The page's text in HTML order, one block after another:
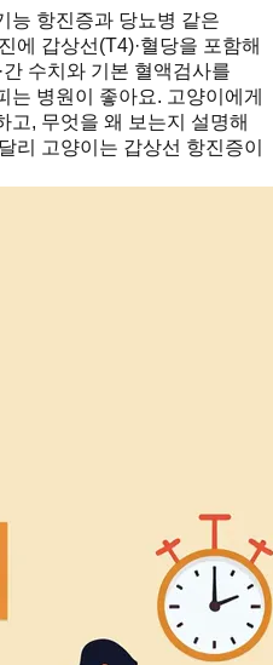
능 항진증과 당뇨병 같은
에 갑상선(T4)·혈당을 포함해
수치와 기본 혈액검사를
는 병원이 좋아요. 고양이에게
고, 무엇을 왜 보는지 설명해
리 고양이는 갑상선 항진증이